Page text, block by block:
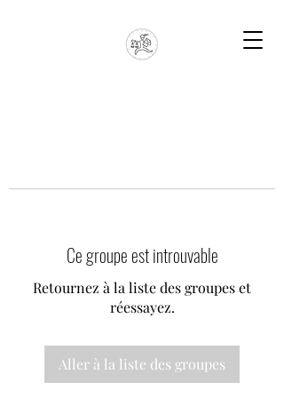
Ce groupe est introuvable
Retournez à la liste des groupes et
réessayez.
Aller à la liste des groupes